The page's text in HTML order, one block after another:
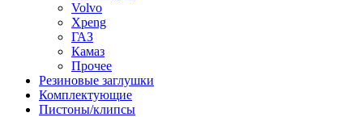
Volvo
Xpeng
ГАЗ
Камаз
Прочее
Резиновые заглушки
Комплектующие
Пистоны/клипсы